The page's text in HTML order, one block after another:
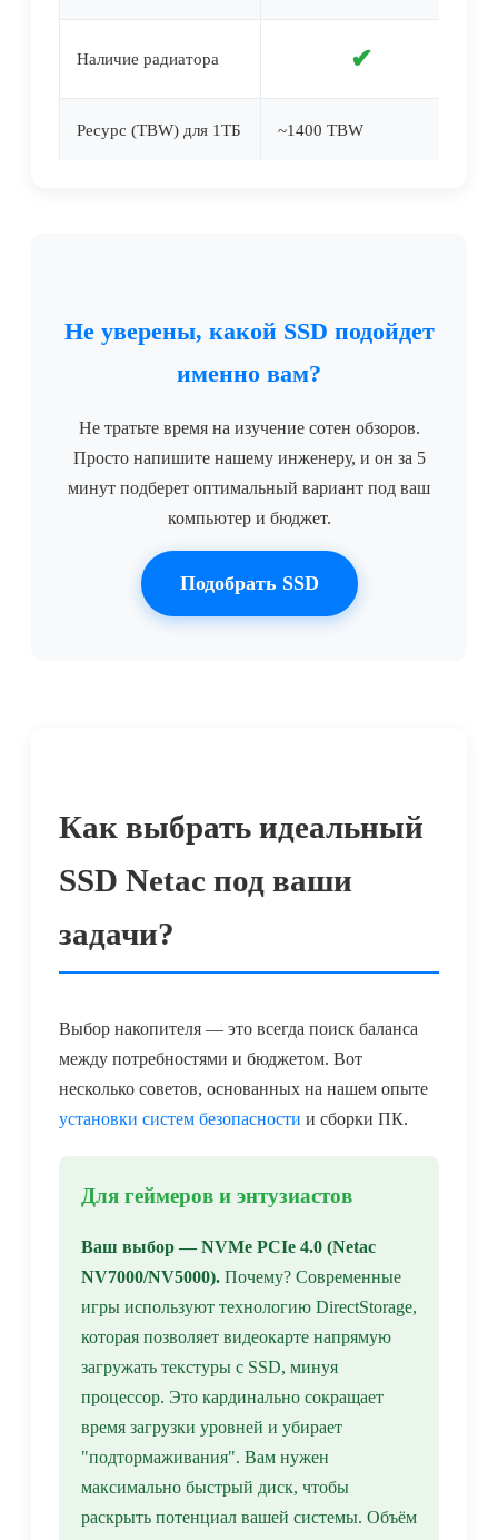
Наличие радиатора ✔
Ресурс (TBW) для 1ТБ ~1400 TBW
Не уверены, какой SSD подойдет
именно вам?
Не тратьте время на изучение сотен обзоров.
Просто напишите нашему инженеру, и он за 5
минут подберет оптимальный вариант под ваш
компьютер и бюджет.
Подобрать SSD
Как выбрать идеальный
SSD Netac под ваши
задачи?
Выбор накопителя — это всегда поиск баланса
между потребностями и бюджетом. Вот
несколько советов, основанных на нашем опыте
установки систем безопасности и сборки ПК.
Для геймеров и энтузиастов
Ваш выбор — NVMe PCIe 4.0 (Netac
NV7000/NV5000). Почему? Современные
игры используют технологию DirectStorage,
которая позволяет видеокарте напрямую
загружать текстуры с SSD, минуя
процессор. Это кардинально сокращает
время загрузки уровней и убирает
"подтормаживания". Вам нужен
максимально быстрый диск, чтобы
раскрыть потенциал вашей системы. Объём